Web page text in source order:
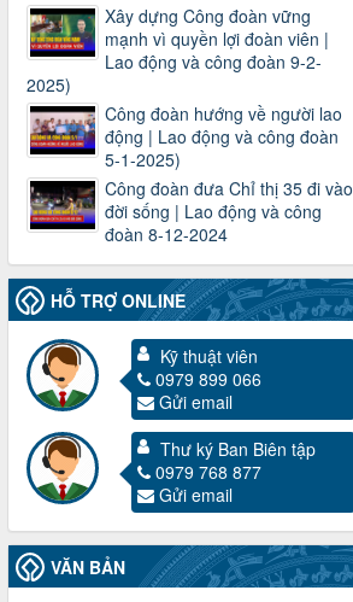
Xây dựng Công đoàn vững
mạnh vì quyền lợi đoàn viên |
Lao động và công đoàn 9-2-
2025)
Công đoàn hướng về người lao
động | Lao động và công đoàn
5-1-2025)
Công đoàn đưa Chỉ thị 35 đi vào
đời sống | Lao động và công
đoàn 8-12-2024
HỖ TRỢ ONLINE
Kỹ thuật viên
0979 899 066
Gửi email
Thư ký Ban Biên tập
0979 768 877
Gửi email
VĂN BẢN
3716/TLD-TC
Công văn hướng dẫn công tác quả lý tài
chính, tài sản công đoàn khi đơn vị sát
nhập, chấm dứt hoạt động
Thời gian đăng: 13/04/2025
lượt xem: 2006 | lượt tải:721